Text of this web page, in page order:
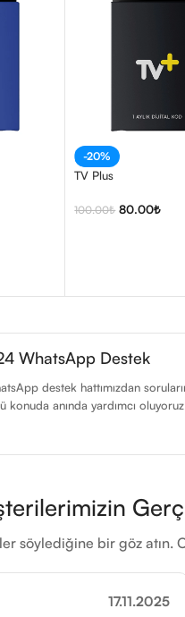
-20%
TV Plus
100.00₺ 80.00₺
WhatsApp Destek
destek hattımızdan
konuda anında yardımcı
söylediğine bir göz
Ayş***